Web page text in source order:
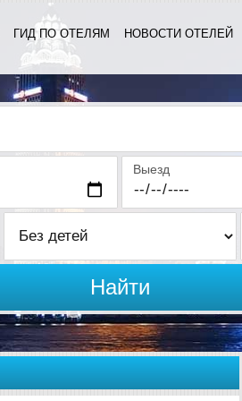
ГИД ПО ОТЕЛЯМ
НОВОСТИ ОТЕЛЕЙ
Выезд
Найти